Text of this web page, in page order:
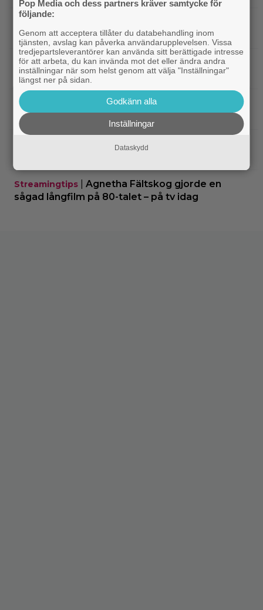
nya komedin: ”Pirret av det förbjudna”
Bruce Willis|Ikväll på tv: ”Die Hard”-filmen som
Bruce Willis tyckte var bättre än 1:an
TV-tips
På TV ikväll: Bortglömda thrillern som
Harrison Ford är stolt över: ”Bra film”
På tv ikväll: Mads Mikkelsen super till
Streamingtips
Agnetha Fältskog gjorde en
sågad långfilm på 80-talet – på tv idag
Pop Media och dess partners kräver samtycke för
följande:
Genom att acceptera tillåter du databehandling inom
tjänsten, avslag kan påverka användarupplevelsen. Vissa
tredjepartsleverantörer kan använda sitt berättigade intresse
för att arbeta, du kan invända mot det eller ändra andra
inställningar när som helst genom att välja "Inställningar"
längst ner på sidan.
Godkänn alla
Inställningar
Dataskydd